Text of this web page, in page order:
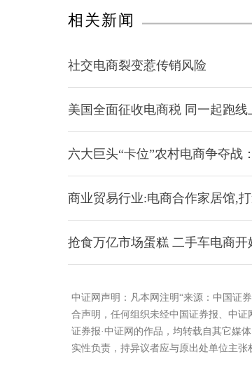
相关新闻
社交电商裂变惹传销风险
美国全面征收电商税 同一起跑线
六大巨头“卡位”农村电商争夺战
商业贸易行业:电商合作家居馆,
抢食万亿市场蛋糕 二手车电商开
中证网声明：凡本网注明“来源：中国证
合声明，任何组织未经中国证券报、中
证券报·中证网的作品，均转载自其它媒
实性负责，持异议者应与原出处单位主张